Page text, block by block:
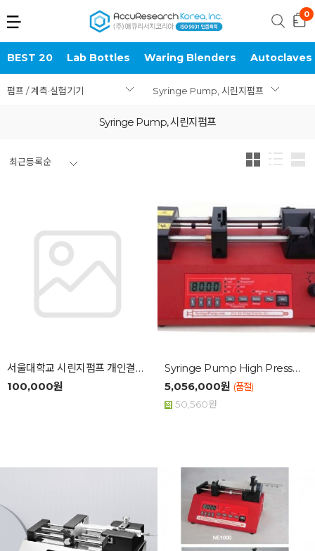
BEST 20 Lab Bottles Waring Blenders Autoclaves
펌프 / 계측·실험기기 Syringe Pump, 시린지펌프
Syringe Pump, 시린지펌프
최근등록순
서울대학교 시린지펌프 개인결제창...
100,000원
Syringe Pump High Pressure
5,056,000원 (품절)
50,560원